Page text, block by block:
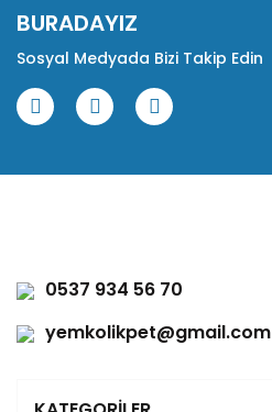
BURADAYIZ
Sosyal Medyada Bizi Takip Edin
0537 934 56 70
yemkolikpet@gmail.com